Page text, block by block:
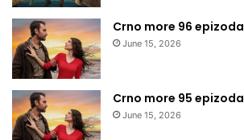
Crno more 96 epizoda
June 15, 2026
Crno more 95 epizoda
June 15, 2026